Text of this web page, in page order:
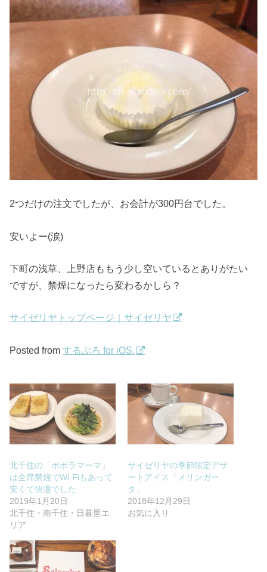
2つだけの注文でしたが、お会計が300円台でした。
安いよー(涙)
下町の浅草、上野店ももう少し空いているとありがたい
ですが、禁煙になったら変わるかしら？
サイゼリヤトップページ｜サイゼリヤ
Posted fromするぷろ for iOS.
北千住の「ポポラマーマ」
は全席禁煙でWi-Fiもあって
安くて快適でした
2019年1月20日
北千住・南千住・日暮里エ
リア
サイゼリヤの季節限定デザ
ートアイス「メリンガー
タ」
2018年12月29日
お気に入り